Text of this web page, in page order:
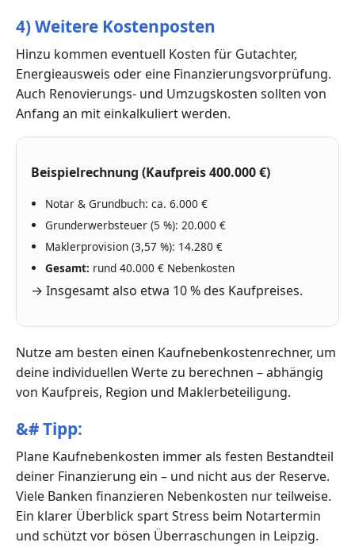
4) Weitere Kostenposten
Hinzu kommen eventuell Kosten für Gutachter,
Energieausweis oder eine Finanzierungsvorprüfung.
Auch Renovierungs- und Umzugskosten sollten von
Anfang an mit einkalkuliert werden.
Beispielrechnung (Kaufpreis 400.000 €)
Notar & Grundbuch: ca. 6.000 €
Grunderwerbsteuer (5 %): 20.000 €
Maklerprovision (3,57 %): 14.280 €
Gesamt: rund 40.000 € Nebenkosten
→ Insgesamt also etwa 10 % des Kaufpreises.
Nutze am besten einen Kaufnebenkostenrechner, um
deine individuellen Werte zu berechnen – abhängig
von Kaufpreis, Region und Maklerbeteiligung.
&#Tipp:
Plane Kaufnebenkosten immer als festen Bestandteil
deiner Finanzierung ein – und nicht aus der Reserve.
Viele Banken finanzieren Nebenkosten nur teilweise.
Ein klarer Überblick spart Stress beim Notartermin
und schützt vor bösen Überraschungen in Leipzig.